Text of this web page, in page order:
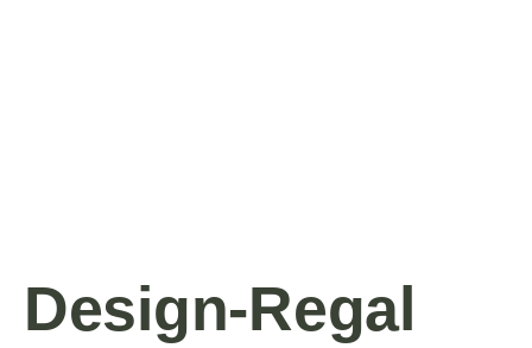
Design-Regal